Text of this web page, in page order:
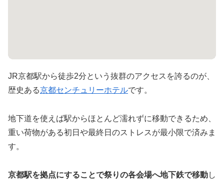
JR京都駅から徒歩2分という抜群のアクセスを誇るのが、
歴史ある京都センチュリーホテルです。
地下道を使えば駅からほとんど濡れずに移動できるため、
重い荷物がある初日や最終日のストレスが最小限で済みま
す。
京都駅を拠点にすることで祭りの各会場へ地下鉄で移動し